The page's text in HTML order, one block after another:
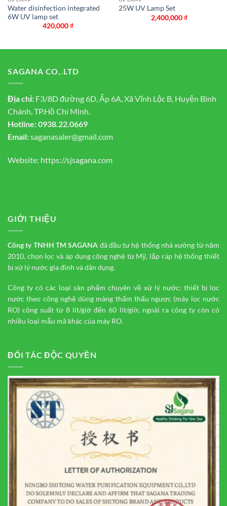
Water disinfection integrated
6W UV lamp set
420,000₫
25W UV Lamp Set
2,400,000₫
SAGANA CO,.LTD
Địa chỉ: F3/8D đường 6D, Ấp 6A, Xã Vĩnh Lộc B, Huyện Bình
Chánh, TP.Hồ Chí Minh.
Hotline:0938.22.0669
Email:saganasaler@gmail.com
Website: https://sjsagana.com
GIỚI THIỆU
Công ty TNHH TMSAGANA đã đầu tư hệ thống nhà xưởng từ năm
2010, chọn lọc và áp dụng công nghệ từ Mỹ, lắp ráp hệ thống thiết
bị xử lý nước gia đình và dân dụng.
Công ty có các loại sản phẩm chuyên về xử lý nước: thiết bị lọc
nước theo công nghệ dùng màng thẩm thấu ngược (máy lọc nước
RO) công suất từ 8 lít/giờ đến 60 lít/giờ, ngoài ra công ty còn có
nhiều loại mẫu mã khác của máy RO.
ĐỐI TÁC ĐỘC QUYỀN